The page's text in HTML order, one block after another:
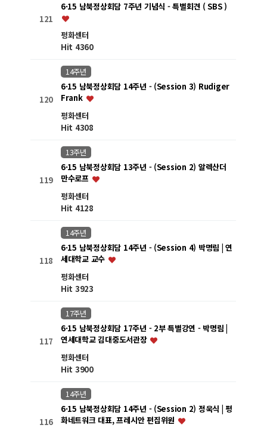
121
6·15 남북정상회담 7주년 기념식 - 특별회견 ( SBS )
평화센터
Hit 4360
120
14주년
6·15 남북정상회담 14주년 - (Session 3) Rudiger
Frank
평화센터
Hit 4308
119
13주년
6·15 남북정상회담 13주년 - (Session 2) 알렉산더
만수로프
평화센터
Hit 4128
118
14주년
6·15 남북정상회담 14주년 - (Session 4) 박명림 | 연
세대학교 교수
평화센터
Hit 3923
117
17주년
6·15 남북정상회담 17주년 - 2부 특별강연 - 박명림 |
연세대학교 김대중도서관장
평화센터
Hit 3900
116
14주년
6·15 남북정상회담 14주년 - (Session 2) 정욱식 | 평
화네트워크 대표, 프레시안 편집위원